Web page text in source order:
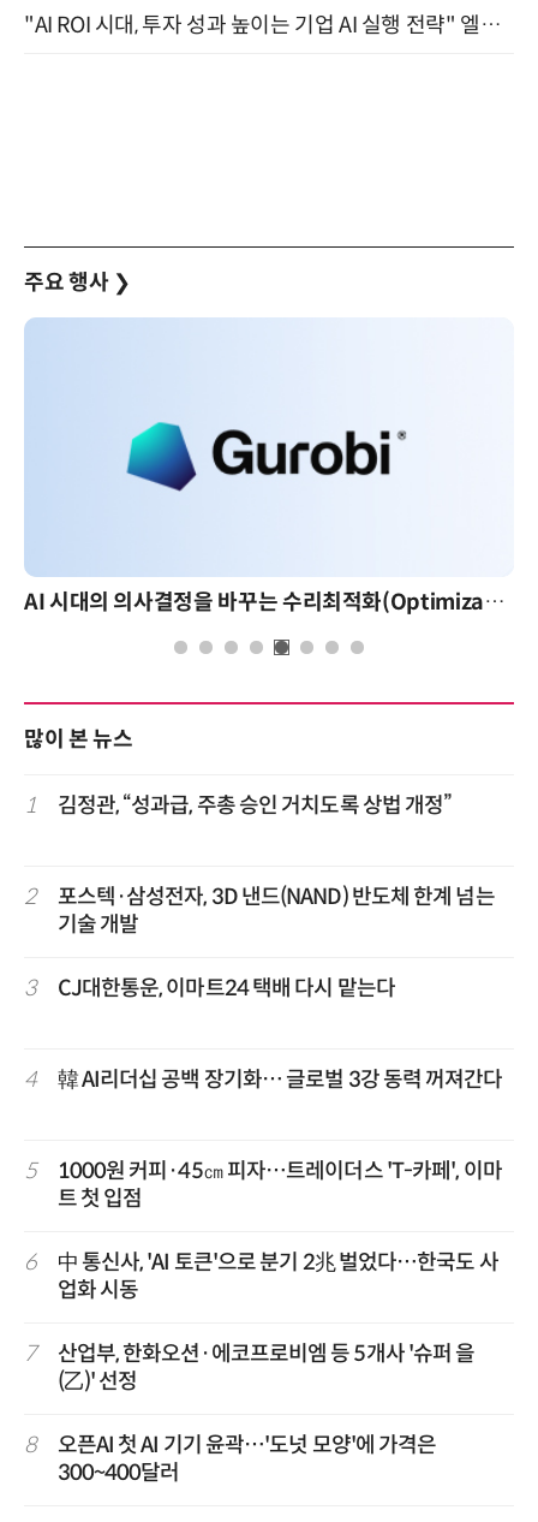
"AI ROI 시대, 투자 성과 높이는 기업 AI 실행 전략" 엘타워 6층 (9월 18일)
주요 행사 ❯
AI 시대의 의사결정을 바꾸는 수리최적화(Optimization): 실제 산업 적용 사례와 활용 전략
많이 본 뉴스
1 김정관, “성과급, 주총 승인 거치도록 상법 개정”
2
포스텍·삼성전자, 3D 낸드(NAND) 반도체 한계 넘는
기술 개발
3 CJ대한통운, 이마트24 택배 다시 맡는다
4 韓 AI리더십 공백 장기화… 글로벌 3강 동력 꺼져간다
5
1000원 커피·45㎝ 피자…트레이더스 'T-카페', 이마
트 첫 입점
6
中 통신사, 'AI 토큰'으로 분기 2兆 벌었다…한국도 사
업화 시동
7
산업부, 한화오션·에코프로비엠 등 5개사 '슈퍼 을
(乙)' 선정
8
오픈AI 첫 AI 기기 윤곽…'도넛 모양'에 가격은
300~400달러